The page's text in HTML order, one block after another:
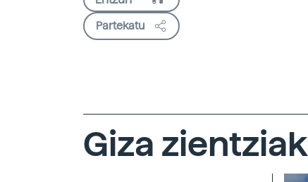
Partekatu
Giza zientziak